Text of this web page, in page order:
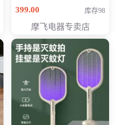
元
399.00 库存98
摩飞电器专卖店